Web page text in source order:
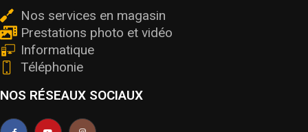
Nos services en magasin
Prestations photo et vidéo
Informatique
Téléphonie
NOS RÉSEAUX SOCIAUX